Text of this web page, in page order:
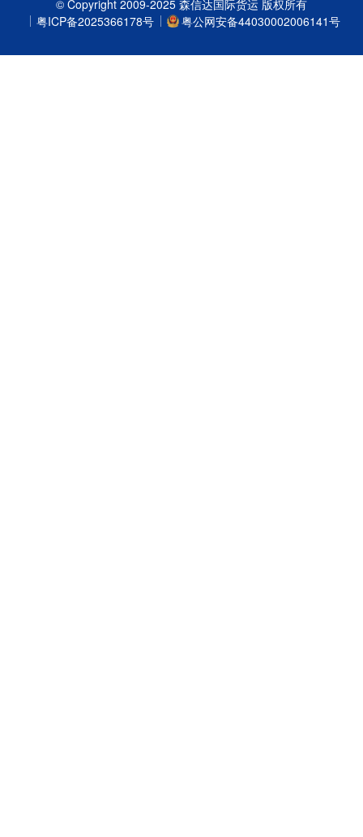
© Copyright 2009-2025 森信达国际货运 版权所有
粤ICP备2025366178号
粤公网安备44030002006141号